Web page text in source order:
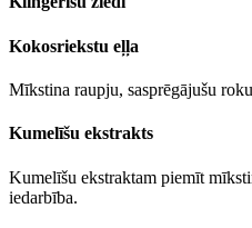
Kokosriekstu eļļa
Mīkstina raupju, sasprēgājušu
Kumelīšu ekstrakts
Kumelīšu ekstraktam piemīt
iedarbība.